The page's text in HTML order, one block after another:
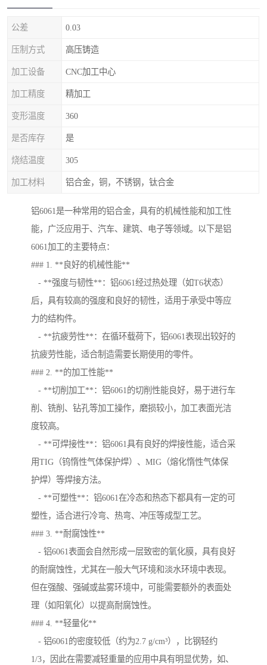
公差 0.03
压制方式 高压铸造
加工设备 CNC加工中心
加工精度 精加工
变形温度 360
是否库存 是
烧结温度 305
加工材料 铝合金，铜，不锈钢，钛合金
铝6061是一种常用的铝合金，具有的机械性能和加工性
能，广泛应用于、汽车、建筑、电子等领域。以下是铝
6061加工的主要特点：
### 1. **良好的机械性能**
- **强度与韧性**：铝6061经过热处理（如T6状态）
后，具有较高的强度和良好的韧性，适用于承受中等应
力的结构件。
- **抗疲劳性**：在循环载荷下，铝6061表现出较好的
抗疲劳性能，适合制造需要长期使用的零件。
### 2. **的加工性能**
- **切削加工**：铝6061的切削性能良好，易于进行车
削、铣削、钻孔等加工操作，磨损较小，加工表面光洁
度较高。
- **可焊接性**：铝6061具有良好的焊接性能，适合采
用TIG（钨惰性气体保护焊）、MIG（熔化惰性气体保
护焊）等焊接方法。
- **可塑性**：铝6061在冷态和热态下都具有一定的可
塑性，适合进行冷弯、热弯、冲压等成型工艺。
### 3. **耐腐蚀性**
- 铝6061表面会自然形成一层致密的氧化膜，具有良好
的耐腐蚀性，尤其在一般大气环境和淡水环境中表现。
但在强酸、强碱或盐雾环境中，可能需要额外的表面处
理（如阳氧化）以提高耐腐蚀性。
### 4. **轻量化**
- 铝6061的密度较低（约为2.7 g/cm³），比钢轻约
1/3，因此在需要减轻重量的应用中具有明显优势，如、